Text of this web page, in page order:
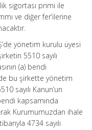
sigortası primi ile
ve diğer fer’ilerine
yönetim kurulu üyesi
5510 sayılı
(a) bendi
de bu şirkette yönetim
sayılı Kanun’un
kapsamında
Kurumumuzdan ihale
4734 sayılı